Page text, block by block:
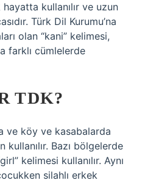
kullanılır ve uzun
Türk Dil Kurumu’na
olan “kani” kelimesi,
farklı cümlelerde
TDK?
ve köy ve kasabalarda
Bazı bölgelerde
kelimesi kullanılır. Aynı
silahlı erkek